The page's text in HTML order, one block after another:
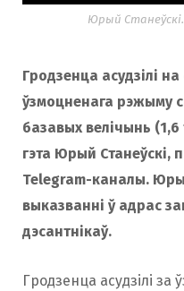
Юрый
Гродзенца асудзілі на
ўзмоцненага рэжыму
базавых велічынь
гэта Юрый Станеўскі,
Telegram-каналы.
выказванні ў адрас
дэсантнікаў.
Гродзенца асудзілі